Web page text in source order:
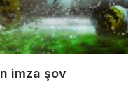
imza şov